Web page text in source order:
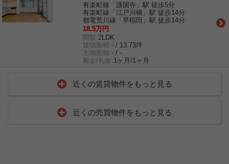
有楽町線「護国寺」駅 徒歩5分
有楽町線「江戸川橋」駅 徒歩14分
都電荒川線「早稲田」駅 徒歩14分
18.5万円
間取: 2LDK
建物面積:- / 13.73坪
土地面積:- / -
敷金/礼金: 1ヶ月/1ヶ月
近くの賃貸物件をもっと見る
近くの売買物件をもっと見る